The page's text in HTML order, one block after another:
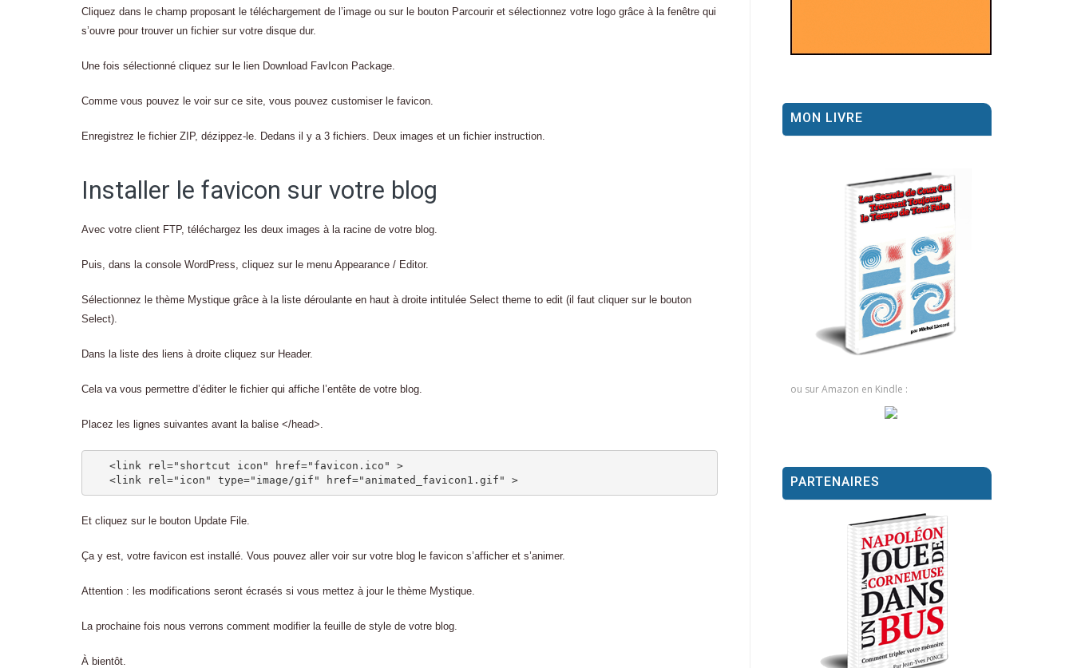
Cliquez dans le champ proposant le téléchargement de l’image ou sur le bouton Parcourir et sélectionnez votre logo grâce à la fenêtre qui
s’ouvre pour trouver un fichier sur votre disque dur.
Une fois sélectionné cliquez sur le lien Download FavIcon Package.
Comme vous pouvez le voir sur ce site, vous pouvez customiser le favicon.
Enregistrez le fichier ZIP, dézippez-le. Dedans il y a 3 fichiers. Deux images et un fichier instruction.
Installer le favicon sur votre blog
Avec votre client FTP, téléchargez les deux images à la racine de votre blog.
Puis, dans la console WordPress, cliquez sur le menu Appearance / Editor.
Sélectionnez le thème Mystique grâce à la liste déroulante en haut à droite intitulée Select theme to edit (il faut cliquer sur le bouton
Select).
Dans la liste des liens à droite cliquez sur Header.
Cela va vous permettre d’éditer le fichier qui affiche l’entête de votre blog.
Placez les lignes suivantes avant la balise </head>.
<link rel="shortcut icon" href="favicon.ico" >
<link rel="icon" type="image/gif" href="animated_favicon1.gif" >
Et cliquez sur le bouton Update File.
Ça y est, votre favicon est installé. Vous pouvez aller voir sur votre blog le favicon s’afficher et s’animer.
Attention : les modifications seront écrasés si vous mettez à jour le thème Mystique.
La prochaine fois nous verrons comment modifier la feuille de style de votre blog.
À bientôt.
MON LIVRE
ou sur Amazon en Kindle :
PARTENAIRES